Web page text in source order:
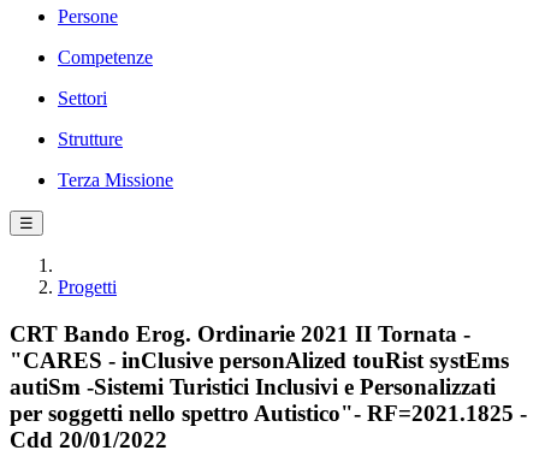
Persone
Competenze
Settori
Strutture
Terza Missione
☰
Progetti
CRT Bando Erog. Ordinarie 2021 II Tornata -
"CARES - inClusive personAlized touRist systEms
autiSm -Sistemi Turistici Inclusivi e Personalizzati
per soggetti nello spettro Autistico"- RF=2021.1825 -
Cdd 20/01/2022